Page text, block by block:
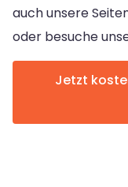
auch unsere
oder besuche
Jetzt